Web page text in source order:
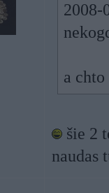
2008-
a
šie 2
naudas